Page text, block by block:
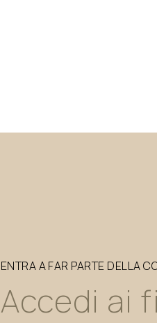
ENTRAAFAR PARTE DELLA
Accedi ai